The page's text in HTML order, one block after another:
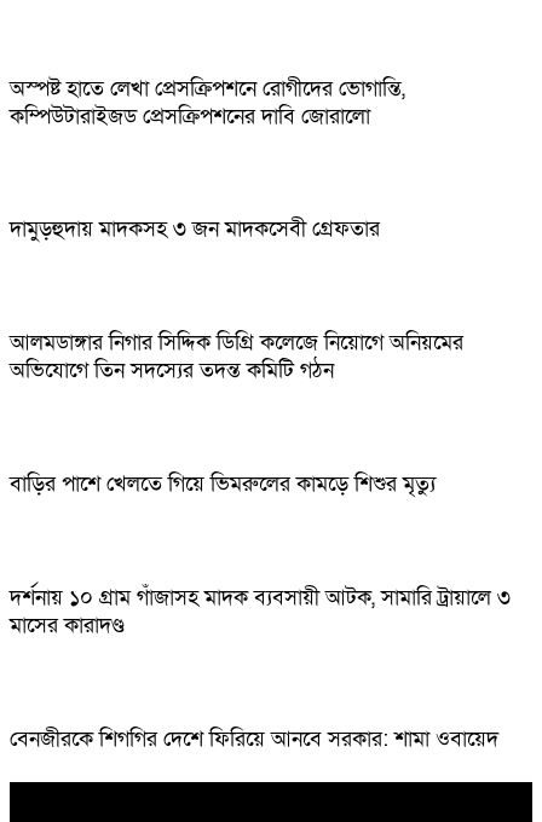
অস্পষ্ট হাতে লেখা প্রেসক্রিপশনে রোগীদের ভোগান্তি,
কম্পিউটারাইজড প্রেসক্রিপশনের দাবি জোরালো
দামুড়হুদায় মাদকসহ ৩ জন মাদকসেবী গ্রেফতার
আলমডাঙ্গার নিগার সিদ্দিক ডিগ্রি কলেজে নিয়োগে অনিয়মের
অভিযোগে তিন সদস্যের তদন্ত কমিটি গঠন
বাড়ির পাশে খেলতে গিয়ে ভিমরুলের কামড়ে শিশুর মৃত্যু
দর্শনায় ১০ গ্রাম গাঁজাসহ মাদক ব্যবসায়ী আটক, সামারি ট্রায়ালে ৩
মাসের কারাদণ্ড
বেনজীরকে শিগগির দেশে ফিরিয়ে আনবে সরকার: শামা ওবায়েদ